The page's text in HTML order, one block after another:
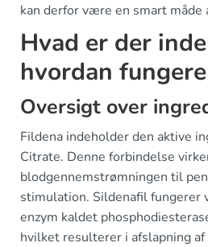
kan derfor være en smart måde
Hvad er der
hvordan
Oversigt over
Fildena indeholder den aktive
Citrate. Denne forbindelse
blodgennemstrømningen til
stimulation. Sildenafil fungerer
enzym kaldet
hvilket resulterer i afslapning